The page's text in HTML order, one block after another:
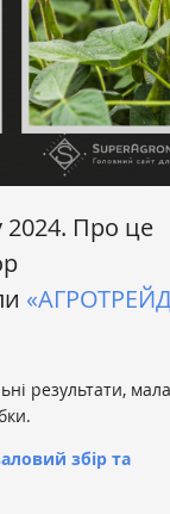
2024. Про це
результати,
збір та